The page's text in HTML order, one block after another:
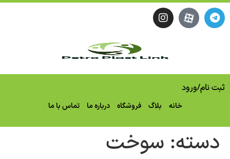
ثبت نام/ورود
خانه بلاگ فروشگاه درباره ما تماس با ما
دسته: سوخت